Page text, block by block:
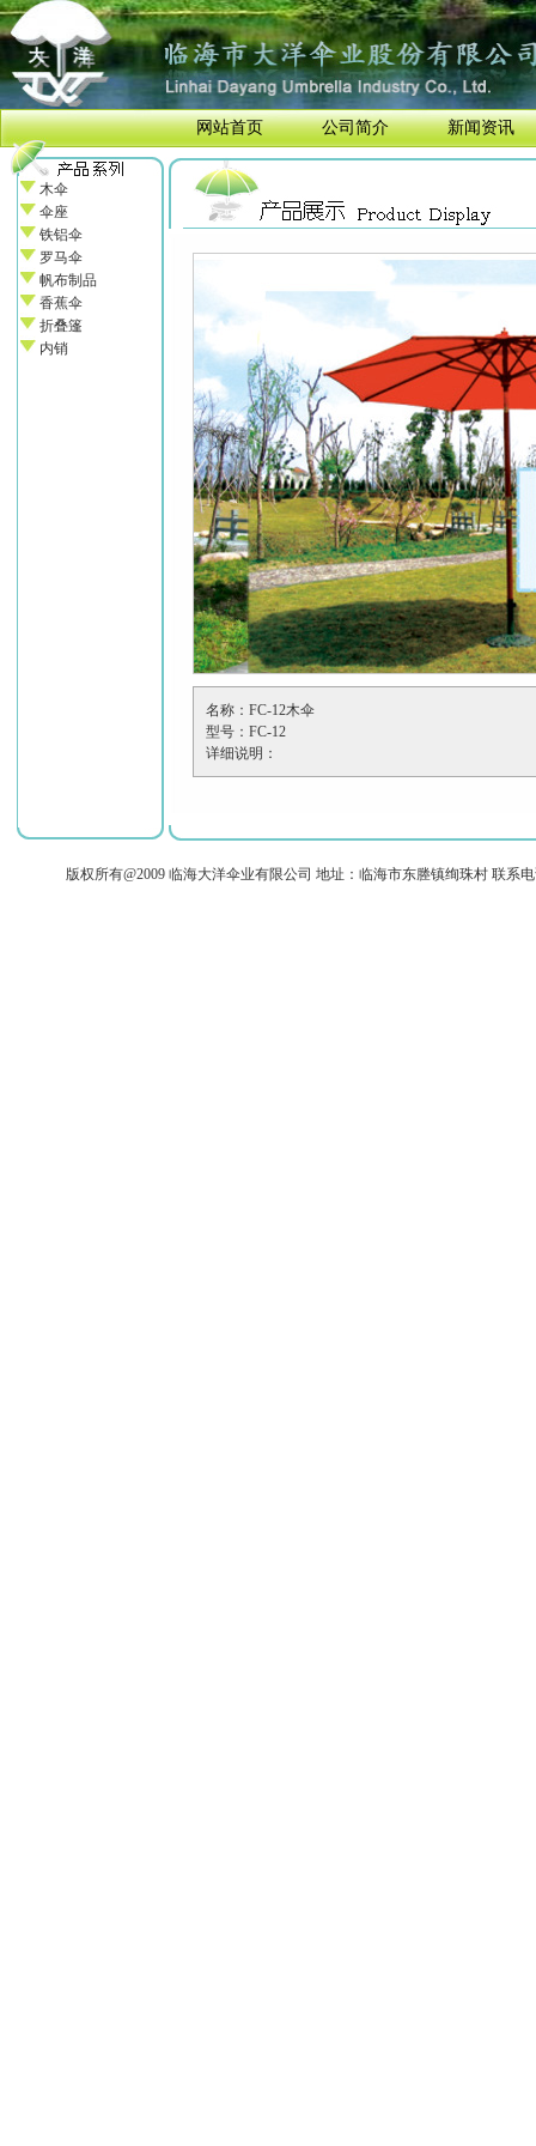
网站首页 公司简介 新闻资讯
木伞
伞座
铁铝伞
罗马伞
帆布制品
香蕉伞
折叠篷
内销
名称：FC-12木伞
型号：FC-12
详细说明：
版权所有@2009 临海大洋伞业有限公司 地址：临海市东塍镇绚珠村 联系